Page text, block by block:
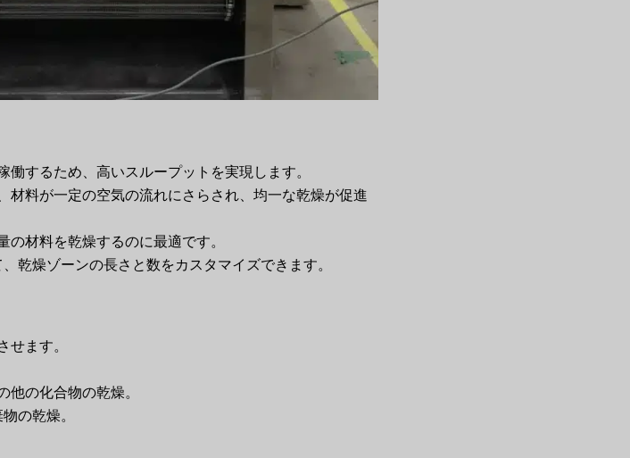
働するため、高いスループットを実現します。
材料が一定の空気の流れにさらされ、均一な乾燥が促進
材料を乾燥するのに最適です。
乾燥ゾーンの長さと数をカスタマイズできます。
せます。
他の化合物の乾燥。
の乾燥。